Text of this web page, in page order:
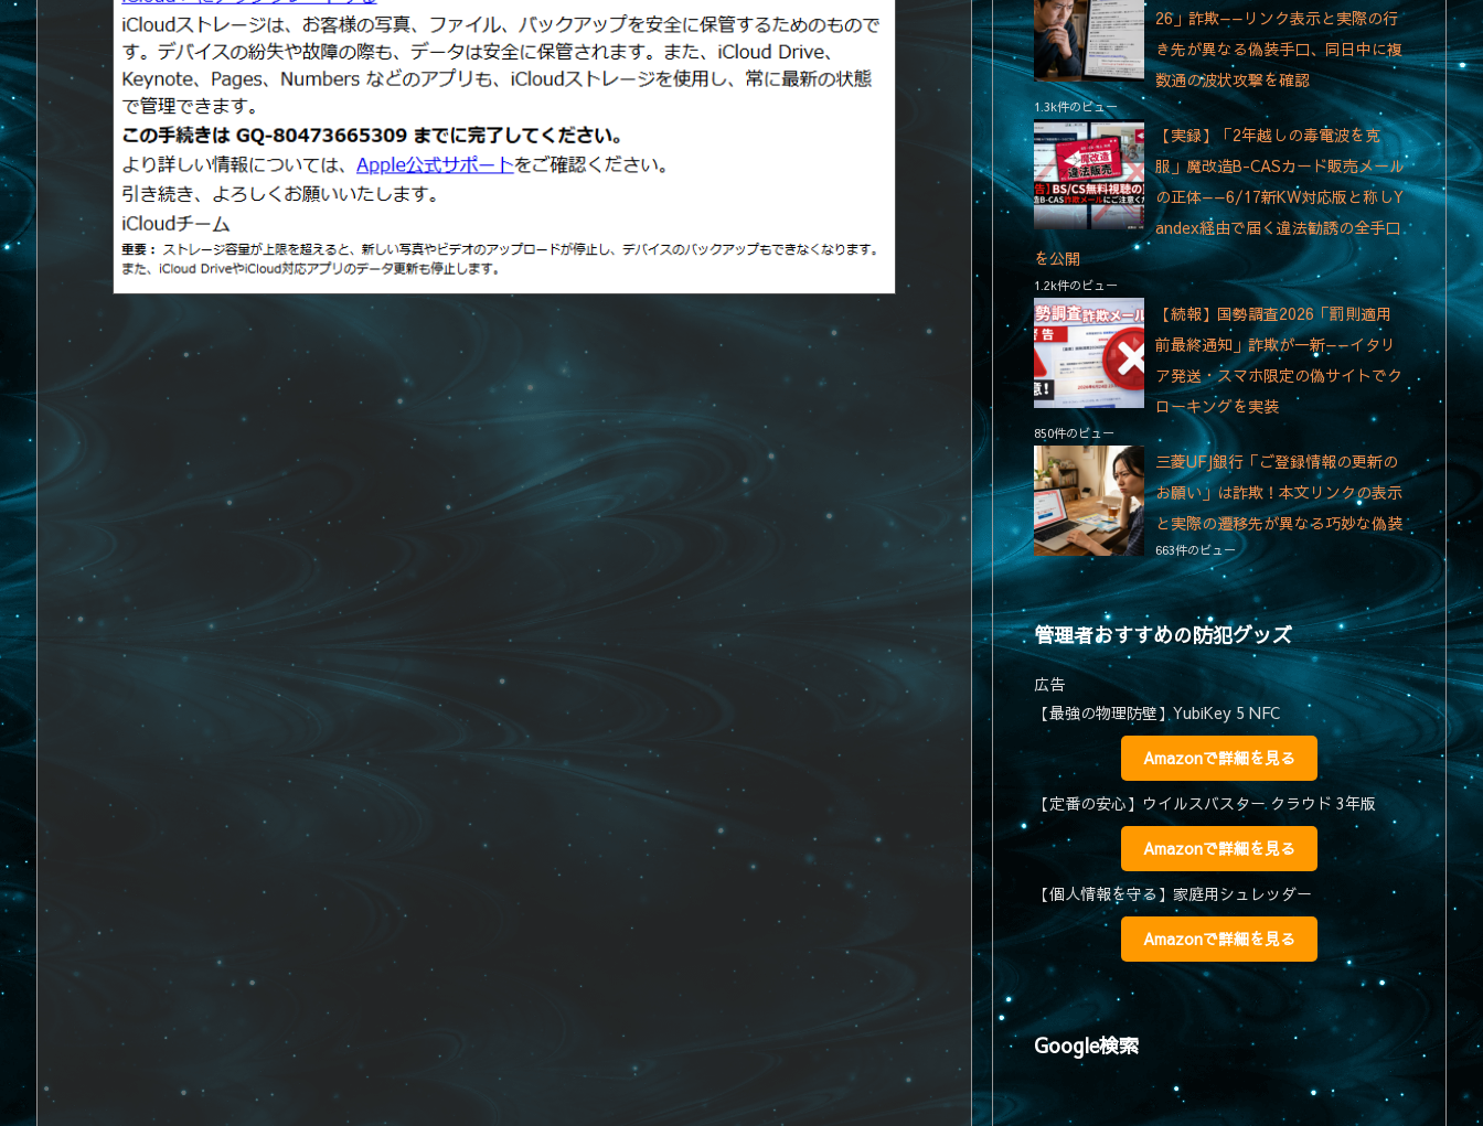
26」詐欺——リンク表示と実際の行
き先が異なる偽装手口、同日中に複
数通の波状攻撃を確認
1.3k件のビュー
【実録】「2年越しの毒電波を克
服」魔改造B-CASカード販売メール
の正体——6/17新KW対応版と称しY
andex経由で届く違法勧誘の全手口
を公開
1.2k件のビュー
【続報】国勢調査2026「罰則適用
前最終通知」詐欺が一新——イタリ
ア発送・スマホ限定の偽サイトでク
ローキングを実装
850件のビュー
三菱UFJ銀行「ご登録情報の更新の
お願い」は詐欺！本文リンクの表示
と実際の遷移先が異なる巧妙な偽装
663件のビュー
管理者おすすめの防犯グッズ
広告
【最強の物理防壁】YubiKey 5 NFC
Amazonで詳細を見る
【定番の安心】ウイルスバスター クラウド 3年版
Amazonで詳細を見る
【個人情報を守る】家庭用シュレッダー
Amazonで詳細を見る
Google検索